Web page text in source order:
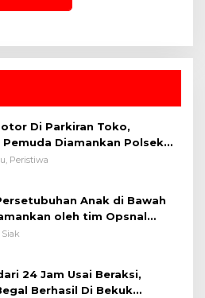
Di Parkiran Toko,
Pemuda Diamankan Polsek
Peristiwa
Anak di Bawah
oleh tim Opsnal
Polres Siak-Polda Riau
24 Jam Usai Beraksi,
Berhasil Di Bekuk